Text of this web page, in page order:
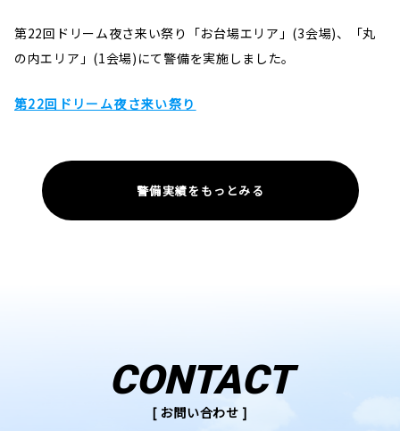
第22回ドリーム夜さ来い祭り「お台場エリア」(3会場)、
「丸
の内エリア」(1会場) にて警備を実施しました。
第22回ドリーム夜さ来い祭り
警備実績をもっとみる
CONTACT
[ お問い合わせ ]